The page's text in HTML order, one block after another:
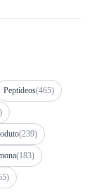
Peptídeos(465)
(239)
(183)